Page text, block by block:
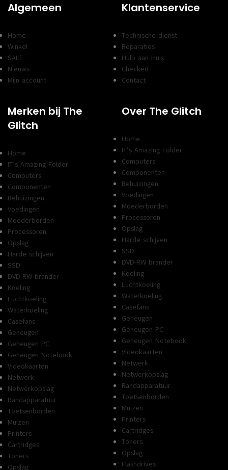
Algemeen
Home
Winkel
SALE
Nieuws
Mijn account
Klantenservice
Technische dienst
Reparaties
Hulp aan Huis
Checked
Contact
Merken bij The
Glitch
Home
IT’s Amazing Folder
Computers
Componenten
Behuizingen
Voedingen
Moederborden
Processoren
Opslag
Harde schijven
SSD
DVD-RW brander
Koeling
Luchtkoeling
Waterkoeling
Casefans
Geheugen
Geheugen PC
Geheugen Notebook
Videokaarten
Netwerk
Netwerkopslag
Randapparatuur
Toetsenborden
Muizen
Printers
Cartridges
Toners
Opslag
Over The Glitch
Home
IT’s Amazing Folder
Computers
Componenten
Behuizingen
Voedingen
Moederborden
Processoren
Opslag
Harde schijven
SSD
DVD-RW brander
Koeling
Luchtkoeling
Waterkoeling
Casefans
Geheugen
Geheugen PC
Geheugen Notebook
Videokaarten
Netwerk
Netwerkopslag
Randapparatuur
Toetsenborden
Muizen
Printers
Cartridges
Toners
Opslag
Flashdrives